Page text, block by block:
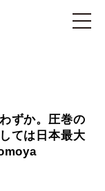
ずか。圧巻の
ては日本最大